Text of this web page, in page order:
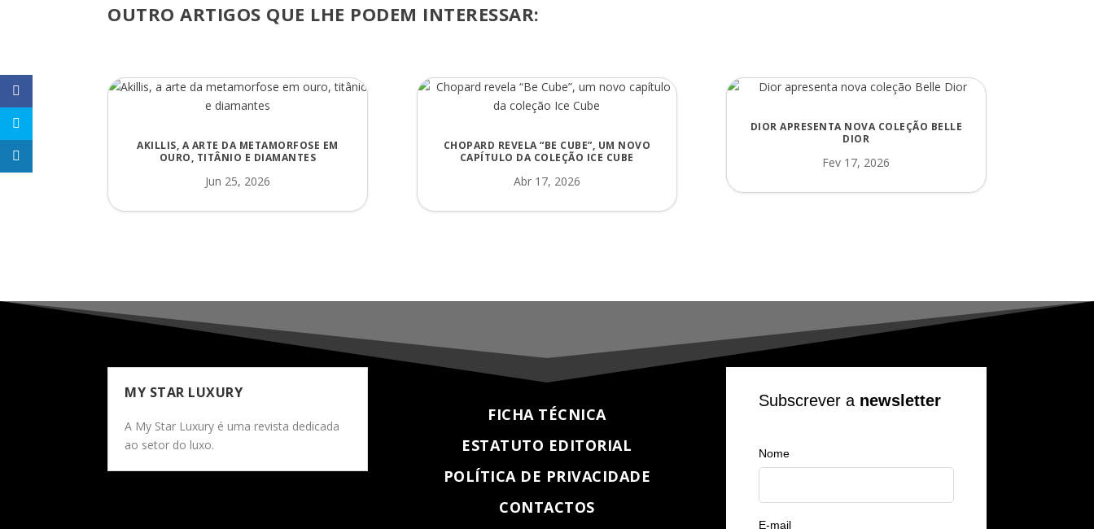
OUTRO ARTIGOS QUE LHE PODEM INTERESSAR:
AKILLIS, A ARTE DA METAMORFOSE EM
OURO, TITÂNIO E DIAMANTES
Jun 25, 2026
CHOPARD REVELA “BE CUBE”, UM NOVO
CAPÍTULO DA COLEÇÃO ICE CUBE
Abr 17, 2026
DIOR APRESENTA NOVA COLEÇÃO BELLE
DIOR
Fev 17, 2026
MY STAR LUXURY
A My Star Luxury é uma revista dedicada
ao setor do luxo.
FICHA TÉCNICA
ESTATUTO EDITORIAL
POLÍTICA DE PRIVACIDADE
CONTACTOS
Subscrever anewsletter
Nome
E-mail